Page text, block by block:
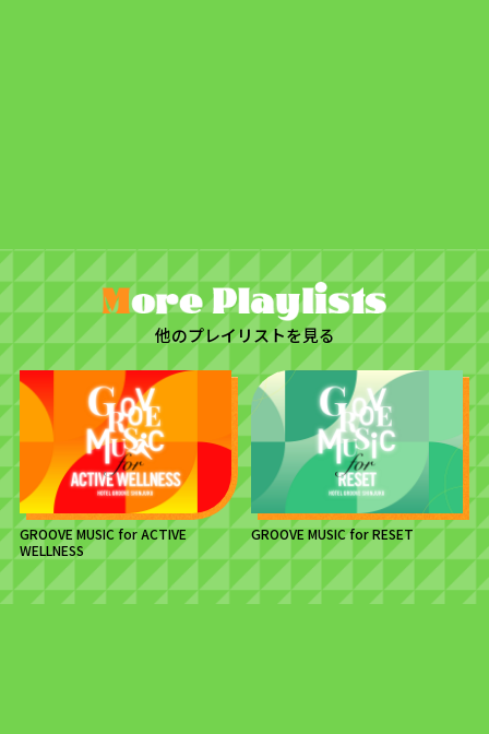
他のプレイリストを見る
GROOVE MUSIC for ACTIVE
WELLNESS
GROOVE MUSIC for RESET